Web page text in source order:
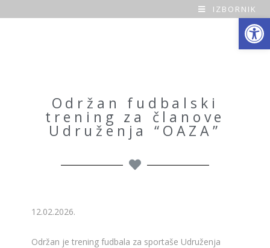
Open toolbar
O
IZBORNIK
Održan fudbalski
trening za članove
Udruženja “OAZA”
12.02.2026.
Održan je trening fudbala za sportaše Udruženja